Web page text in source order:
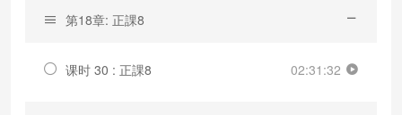
第18章: 正課8
课时 30 : 正課8 02:31:32